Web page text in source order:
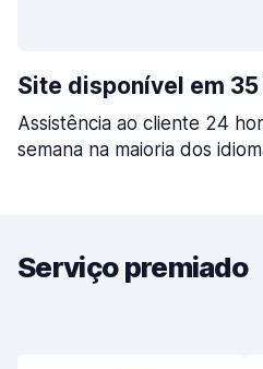
Site disponível em
Assistência ao cliente 24
semana na maioria dos
Serviço premiado